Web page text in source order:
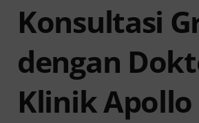
Konsultasi
dengan
Klinik Apollo